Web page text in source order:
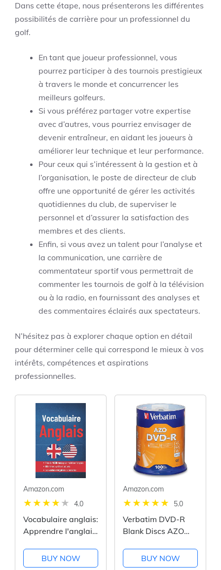
Dans cette étape, nous présenterons les différentes
possibilités de carrière pour un professionnel du
golf.
En tant que joueur professionnel, vous
pourrez participer à des tournois prestigieux
à travers le monde et concurrencer les
meilleurs golfeurs.
Si vous préférez partager votre expertise
avec d’autres, vous pourriez envisager de
devenir entraîneur, en aidant les joueurs à
améliorer leur technique et leur performance.
Pour ceux qui s’intéressent à la gestion et à
l’organisation, le poste de directeur de club
offre une opportunité de gérer les activités
quotidiennes du club, de superviser le
personnel et d’assurer la satisfaction des
membres et des clients.
Enfin, si vous avez un talent pour l’analyse et
la communication, une carrière de
commentateur sportif vous permettrait de
commenter les tournois de golf à la télévision
ou à la radio, en fournissant des analyses et
des commentaires éclairés aux spectateurs.
N’hésitez pas à explorer chaque option en détail
pour déterminer celle qui correspond le mieux à vos
intérêts, compétences et aspirations
professionnelles.
Amazon.com
4.0
Vocabulaire anglais:
Apprendre l'anglais
livre de vocabulaire
anglais français
BUY NOW
Amazon.com
5.0
Verbatim DVD-R
Blank Discs AZO
Recordable Disc -
100 Pack Spindle
BUY NOW